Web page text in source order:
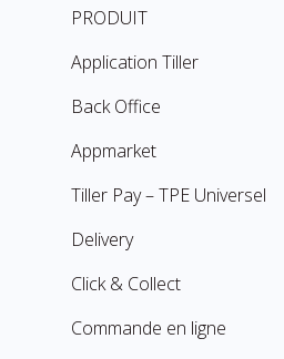
PRODUIT
Application Tiller
Back Office
Appmarket
Tiller Pay – TPE Universel
Delivery
Click & Collect
Commande en ligne